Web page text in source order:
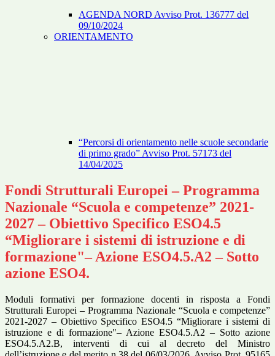
AGENDA NORD Avviso Prot. 136777 del
09/10/2024
ORIENTAMENTO
“Percorsi di orientamento nelle scuole secondarie
di primo grado” Avviso Prot. 57173 del
14/04/2025
Fondi Strutturali Europei – Programma
Nazionale “Scuola e competenze” 2021-
2027 – Obiettivo Specifico ESO4.5
“Migliorare i sistemi di istruzione e di
formazione"– Azione ESO4.5.A2 – Sotto
azione ESO4.
Moduli formativi per formazione docenti in risposta a Fondi
Strutturali Europei – Programma Nazionale “Scuola e competenze”
2021-2027 – Obiettivo Specifico ESO4.5 “Migliorare i sistemi di
istruzione e di formazione"– Azione ESO4.5.A2 – Sotto azione
ESO4.5.A2.B, interventi di cui al decreto del Ministro